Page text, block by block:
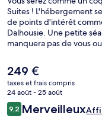
Suites ! L'hébergement
de points d'intérêt
Dalhousie. Une petite
manquera pas de vous
hôtel de luxe abrite en
attentionné et
des autres voyageurs.
Le
prix
actuel
est
de
249 €
taxes et frais compris
24 août - 25 août
Avis
voyageurs
9,29,2 sur 10
Merveilleux